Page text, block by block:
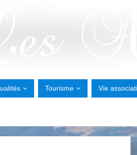
Tourisme Vie